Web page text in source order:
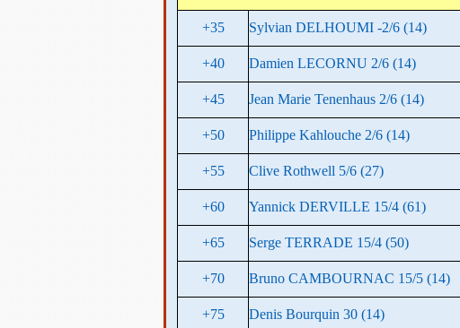
+35 Sylvian DELHOUMI -2/6 (14)
+40 Damien LECORNU 2/6 (14)
+45 Jean Marie Tenenhaus 2/6 (14)
+50 Philippe Kahlouche 2/6 (14)
+55 Clive Rothwell 5/6 (27)
+60 Yannick DERVILLE 15/4 (61)
+65 Serge TERRADE 15/4 (50)
+70 Bruno CAMBOURNAC 15/5 (14)
+75 Denis Bourquin 30 (14)